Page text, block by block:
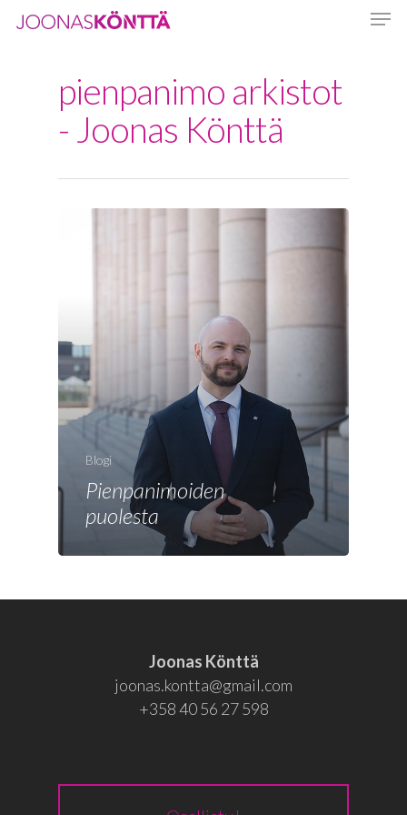
Hit enter to search or ESC to close
pienpanimo arkistot
- Joonas Könttä
Blogi
Pienpanimoiden
puolesta
Joonas Könttä
joonas.kontta@gmail.com
+358 40 56 27 598
Etusivu
Joonas
Vaalit
Blogi
Osallistu
EN
RU